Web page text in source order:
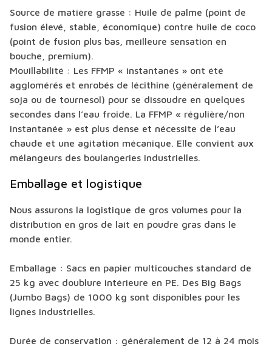
Source de matière grasse : Huile de palme (point de
fusion élevé, stable, économique) contre huile de coco
(point de fusion plus bas, meilleure sensation en
bouche, premium).
Mouillabilité : Les FFMP « instantanés » ont été
agglomérés et enrobés de lécithine (généralement de
soja ou de tournesol) pour se dissoudre en quelques
secondes dans l’eau froide. La FFMP « régulière/non
instantanée » est plus dense et nécessite de l’eau
chaude et une agitation mécanique. Elle convient aux
mélangeurs des boulangeries industrielles.
Emballage et logistique
Nous assurons la logistique de gros volumes pour la
distribution en gros de lait en poudre gras dans le
monde entier.
Emballage : Sacs en papier multicouches standard de
25 kg avec doublure intérieure en PE. Des Big Bags
(Jumbo Bags) de 1000 kg sont disponibles pour les
lignes industrielles.
Durée de conservation : généralement de 12 à 24 mois